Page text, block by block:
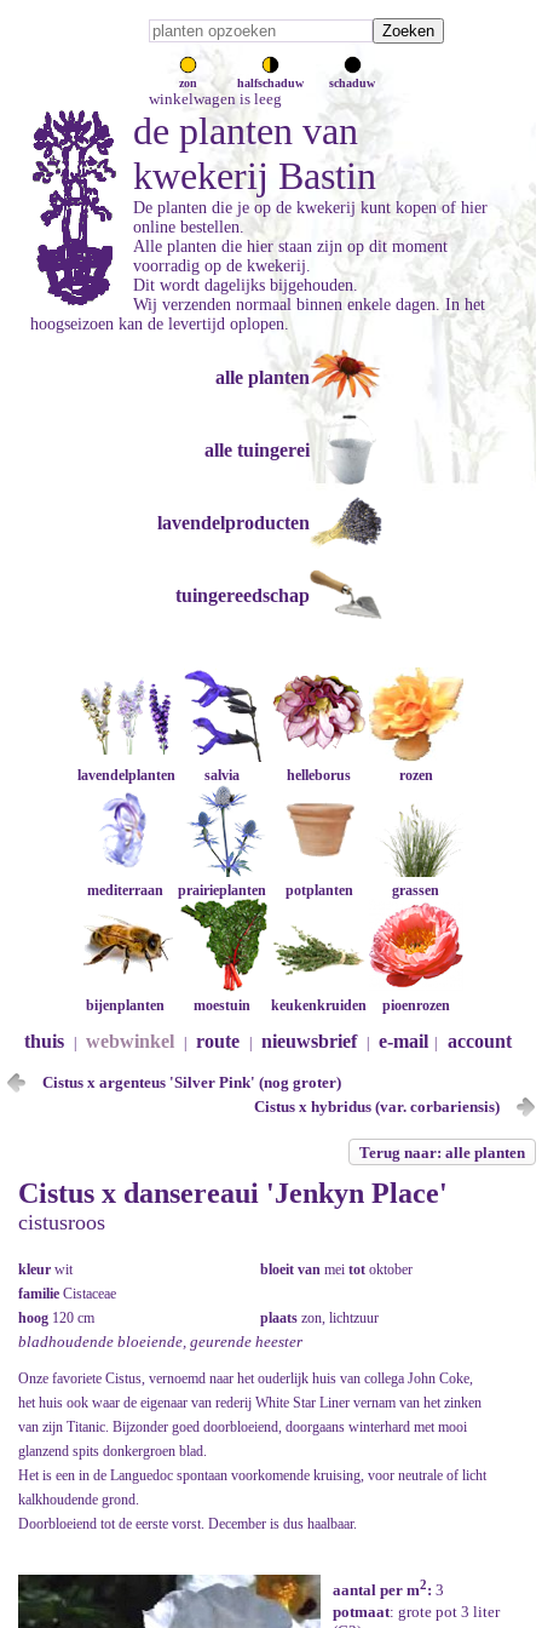
zon halfschaduw schaduw
winkelwagen is leeg
de planten van
kwekerij Bastin
De planten die je op de kwekerij kunt kopen of hier
online bestellen.
Alle planten die hier staan zijn op dit moment
voorradig op de kwekerij.
Dit wordt dagelijks bijgehouden.
Wij verzenden normaal binnen enkele dagen. In het
hoogseizoen kan de levertijd oplopen.
alle planten
alle tuingerei
lavendelproducten
tuingereedschap
lavendelplanten salvia helleborus rozen
mediterraan prairieplanten potplanten grassen
bijenplanten moestuin keukenkruiden pioenrozen
thuis webwinkel route nieuwsbrief e-mail account
Cistus x argenteus 'Silver Pink' (nog groter)
Cistus x hybridus (var. corbariensis)
Terug naar: alle planten
Cistus x dansereaui 'Jenkyn Place'
cistusroos
kleur wit bloeit van mei tot oktober
familie Cistaceae
hoog 120 cm plaats zon, lichtzuur
bladhoudende bloeiende, geurende heester
Onze favoriete Cistus, vernoemd naar het ouderlijk huis van collega John Coke,
het huis ook waar de eigenaar van rederij White Star Liner vernam van het zinken
van zijn Titanic. Bijzonder goed doorbloeiend, doorgaans winterhard met mooi
glanzend spits donkergroen blad.
Het is een in de Languedoc spontaan voorkomende kruising, voor neutrale of licht
kalkhoudende grond.
Doorbloeiend tot de eerste vorst. December is dus haalbaar.
aantal per m2: 3
potmaat: grote pot 3 liter